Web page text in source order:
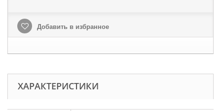
Добавить в избранное
ХАРАКТЕРИСТИКИ